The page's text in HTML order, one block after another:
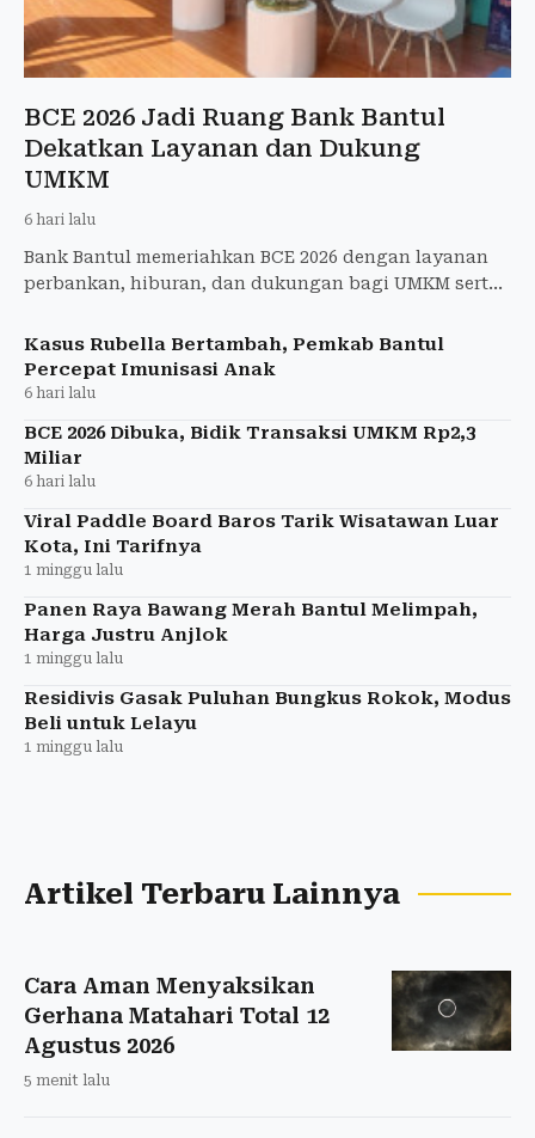
BCE 2026 Jadi Ruang Bank Bantul
Dekatkan Layanan dan Dukung
UMKM
6 hari lalu
Bank Bantul memeriahkan BCE 2026 dengan layanan
perbankan, hiburan, dan dukungan bagi UMKM serta
Kasus Rubella Bertambah, Pemkab Bantul
Percepat Imunisasi Anak
6 hari lalu
BCE 2026 Dibuka, Bidik Transaksi UMKM Rp2,3
Miliar
6 hari lalu
Viral Paddle Board Baros Tarik Wisatawan Luar
Kota, Ini Tarifnya
1 minggu lalu
Panen Raya Bawang Merah Bantul Melimpah,
Harga Justru Anjlok
1 minggu lalu
Residivis Gasak Puluhan Bungkus Rokok, Modus
Beli untuk Lelayu
1 minggu lalu
Artikel Terbaru Lainnya
Cara Aman Menyaksikan
Gerhana Matahari Total 12
Agustus 2026
5 menit lalu